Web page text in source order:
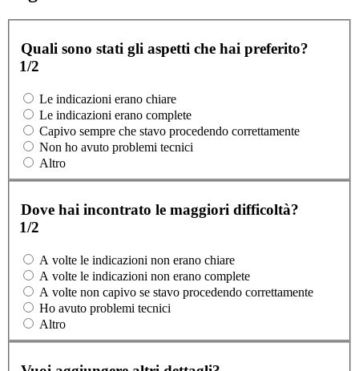
Quali sono stati gli aspetti che hai preferito?
1/2
Le indicazioni erano chiare
Le indicazioni erano complete
Capivo sempre che stavo procedendo correttamente
Non ho avuto problemi tecnici
Altro
Dove hai incontrato le maggiori difficoltà?
1/2
A volte le indicazioni non erano chiare
A volte le indicazioni non erano complete
A volte non capivo se stavo procedendo correttamente
Ho avuto problemi tecnici
Altro